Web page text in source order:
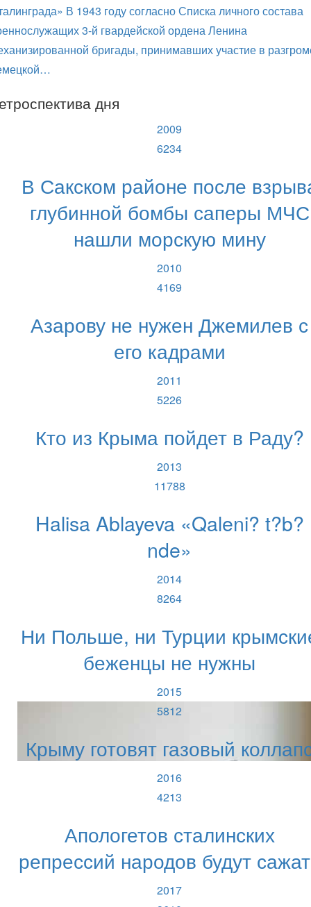
В 1943 году согласно Списка личного состава
3-й гвардейской ордена Ленина
бригады, принимавших участие в
дня
2009
6234
В Сакском районе после
глубинной бомбы саперы МЧС
нашли морскую мину
2010
4169
Азарову не нужен Джемилев с
его кадрами
2011
5226
Кто из Крыма пойдет в Раду?
2013
11788
Halisa Ablayeva «Qaleni? t?b?
nde»
2014
8264
Ни Польше, ни Турции
беженцы не нужны
2015
5812
Крыму готовят газовый
2016
4213
Апологетов сталинских
репрессий народов будут
2017